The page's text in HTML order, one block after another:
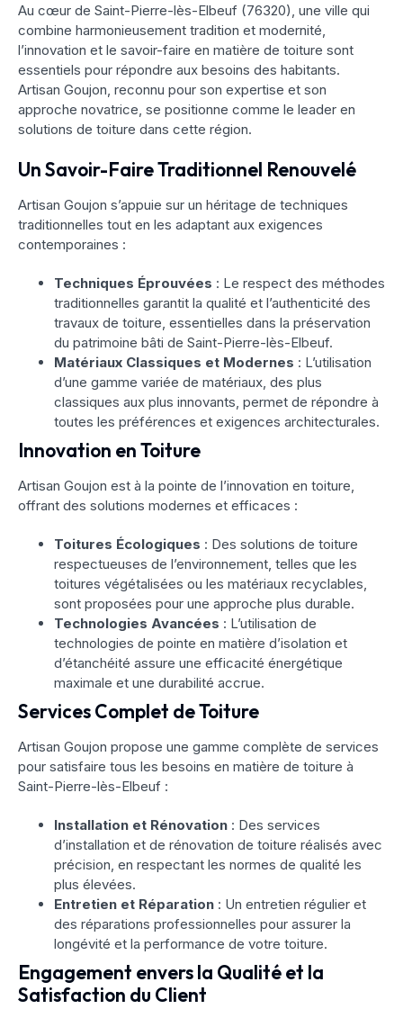
Au cœur de Saint-Pierre-lès-Elbeuf (76320), une ville qui
combine harmonieusement tradition et modernité,
l’innovation et le savoir-faire en matière de toiture sont
essentiels pour répondre aux besoins des habitants.
Artisan Goujon, reconnu pour son expertise et son
approche novatrice, se positionne comme le leader en
solutions de toiture dans cette région.
Un Savoir-Faire Traditionnel Renouvelé
Artisan Goujon s’appuie sur un héritage de techniques
traditionnelles tout en les adaptant aux exigences
contemporaines :
Techniques Éprouvées : Le respect des méthodes
traditionnelles garantit la qualité et l’authenticité des
travaux de toiture, essentielles dans la préservation
du patrimoine bâti de Saint-Pierre-lès-Elbeuf.
Matériaux Classiques et Modernes : L’utilisation
d’une gamme variée de matériaux, des plus
classiques aux plus innovants, permet de répondre à
toutes les préférences et exigences architecturales.
Innovation en Toiture
Artisan Goujon est à la pointe de l’innovation en toiture,
offrant des solutions modernes et efficaces :
Toitures Écologiques : Des solutions de toiture
respectueuses de l’environnement, telles que les
toitures végétalisées ou les matériaux recyclables,
sont proposées pour une approche plus durable.
Technologies Avancées : L’utilisation de
technologies de pointe en matière d’isolation et
d’étanchéité assure une efficacité énergétique
maximale et une durabilité accrue.
Services Complet de Toiture
Artisan Goujon propose une gamme complète de services
pour satisfaire tous les besoins en matière de toiture à
Saint-Pierre-lès-Elbeuf :
Installation et Rénovation : Des services
d’installation et de rénovation de toiture réalisés avec
précision, en respectant les normes de qualité les
plus élevées.
Entretien et Réparation : Un entretien régulier et
des réparations professionnelles pour assurer la
longévité et la performance de votre toiture.
Engagement envers la Qualité et la
Satisfaction du Client